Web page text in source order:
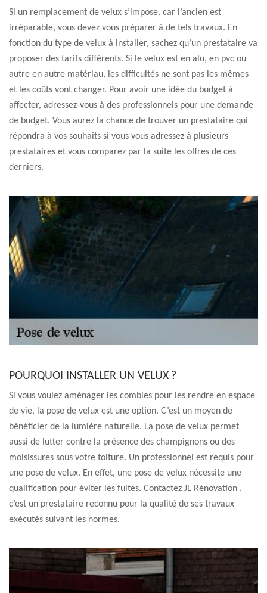
Si un remplacement de velux s’impose, car l’ancien est
irréparable, vous devez vous préparer à de tels travaux. En
fonction du type de velux à installer, sachez qu’un prestataire va
proposer des tarifs différents. Si le velux est en alu, en pvc ou
autre en autre matériau, les difficultés ne sont pas les mêmes
et les coûts vont changer. Pour avoir une idée du budget à
affecter, adressez-vous à des professionnels pour une demande
de budget. Vous aurez la chance de trouver un prestataire qui
répondra à vos souhaits si vous vous adressez à plusieurs
prestataires et vous comparez par la suite les offres de ces
derniers.
POURQUOI INSTALLER UN VELUX ?
Si vous voulez aménager les combles pour les rendre en espace
de vie, la pose de velux est une option. C’est un moyen de
bénéficier de la lumière naturelle. La pose de velux permet
aussi de lutter contre la présence des champignons ou des
moisissures sous votre toiture. Un professionnel est requis pour
une pose de velux. En effet, une pose de velux nécessite une
qualification pour éviter les fuites. Contactez JL Rénovation ,
c’est un prestataire reconnu pour la qualité de ses travaux
exécutés suivant les normes.